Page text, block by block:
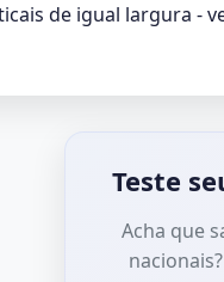
de igual largura -
Teste
Acha que